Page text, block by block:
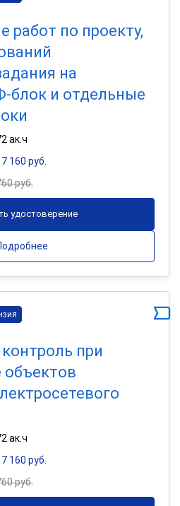
работ по проекту,
на
блок и отдельные
ак.ч
160 руб.
руб.
удостоверение
при
объектов
ак.ч
160 руб.
руб.